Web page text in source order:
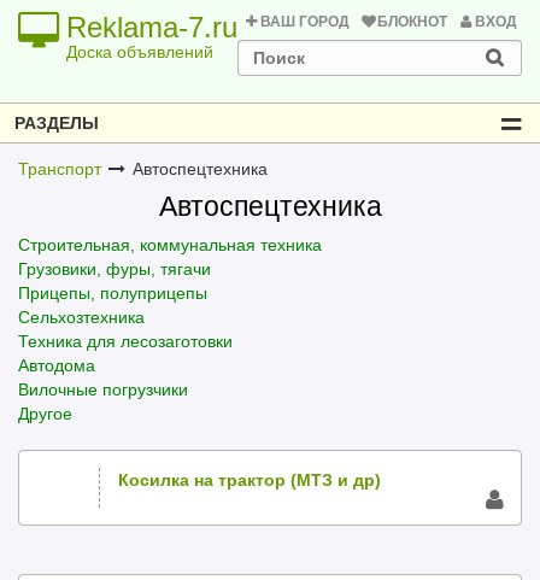
Reklama-7.ru
Доска объявлений
ВАШ ГОРОД БЛОКНОТ ВХОД
РАЗДЕЛЫ
Транспорт Автоспецтехника
Автоспецтехника
Строительная, коммунальная техника
Грузовики, фуры, тягачи
Прицепы, полуприцепы
Сельхозтехника
Техника для лесозаготовки
Автодома
Вилочные погрузчики
Другое
Косилка на трактор (МТЗ и др)